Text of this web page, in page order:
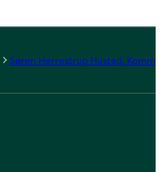
Søren Herrestrup Husted,